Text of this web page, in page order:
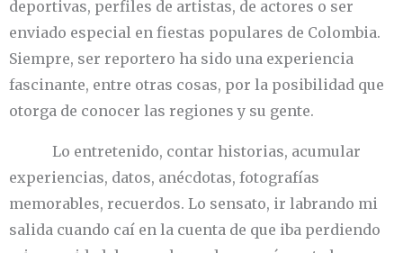
deportivas, perfiles de artistas, de actores o ser
enviado especial en fiestas populares de Colombia.
Siempre, ser reportero ha sido una experiencia
fascinante, entre otras cosas, por la posibilidad que
otorga de conocer las regiones y su gente.
Lo entretenido, contar historias, acumular
experiencias, datos, anécdotas, fotografías
memorables, recuerdos. Lo sensato, ir labrando mi
salida cuando caí en la cuenta de que iba perdiendo